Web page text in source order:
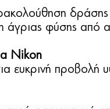
δράσης
άγριας φύσης από
Nikon
ευκρινή προβολή